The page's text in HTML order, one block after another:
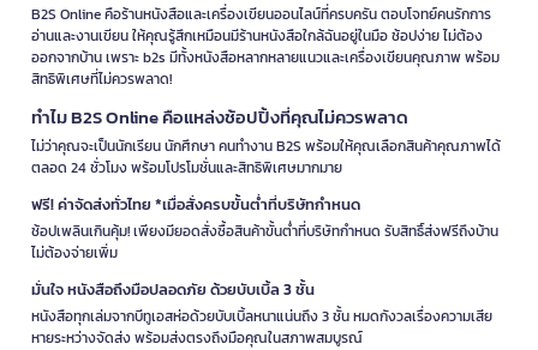
B2S Online คือร้านหนังสือและเครื่องเขียนออนไลน์ที่ครบครัน ตอบโจทย์คนรักการ
อ่านและงานเขียน ให้คุณรู้สึกเหมือนมีร้านหนังสือใกล้ฉันอยู่ในมือ ช้อปง่าย ไม่ต้อง
ออกจากบ้าน เพราะ b2s มีทั้งหนังสือหลากหลายแนวและเครื่องเขียนคุณภาพ พร้อม
สิทธิพิเศษที่ไม่ควรพลาด!
ทำไม B2S Online คือแหล่งช้อปปิ้งที่คุณไม่ควรพลาด
ไม่ว่าคุณจะเป็นนักเรียน นักศึกษา คนทำงาน B2S พร้อมให้คุณเลือกสินค้าคุณภาพได้
ตลอด 24 ชั่วโมง พร้อมโปรโมชั่นและสิทธิพิเศษมากมาย
ฟรี! ค่าจัดส่งทั่วไทย *เมื่อสั่งครบขั้นต่ำที่บริษัทกำหนด
ช้อปเพลินเกินคุ้ม! เพียงมียอดสั่งซื้อสินค้าขั้นต่ำที่บริษัทกำหนด รับสิทธิ์ส่งฟรีถึงบ้าน
ไม่ต้องจ่ายเพิ่ม
มั่นใจ หนังสือถึงมือปลอดภัย ด้วยบับเบิ้ล 3 ชั้น
หนังสือทุกเล่มจากบีทูเอสห่อด้วยบับเบิ้ลหนาแน่นถึง 3 ชั้น หมดกังวลเรื่องความเสีย
หายระหว่างจัดส่ง พร้อมส่งตรงถึงมือคุณในสภาพสมบูรณ์